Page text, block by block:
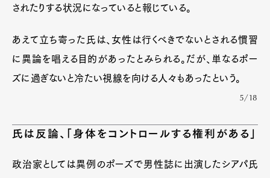
されたりする状況になっていると報じている。
あえて立ち寄った氏は、女性は行くべきでないとされる慣習
に異論を唱える目的があったとみられる。だが、単なるポー
ズに過ぎないと冷たい視線を向ける人々もあったという。
5/18
氏は反論、「身体をコントロールする権利がある」
政治家としては異例のポーズで男性誌に出演したシアパ氏